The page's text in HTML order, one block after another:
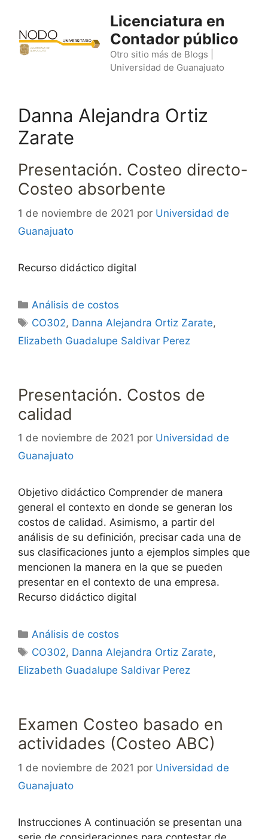
contenido
Licenciatura en
Contador público
Otro sitio más de Blogs |
Universidad de Guanajuato
Danna Alejandra Ortiz
Zarate
Presentación. Costeo directo-
Costeo absorbente
1 de noviembre de 2021 por Universidad de
Guanajuato
Recurso didáctico digital
Categorías
Análisis de costos
Etiquetas
CO302, Danna Alejandra Ortiz Zarate,
Elizabeth Guadalupe Saldivar Perez
Presentación. Costos de
calidad
1 de noviembre de 2021 por Universidad de
Guanajuato
Objetivo didáctico Comprender de manera
general el contexto en donde se generan los
costos de calidad. Asimismo, a partir del
análisis de su definición, precisar cada una de
sus clasificaciones junto a ejemplos simples que
mencionen la manera en la que se pueden
presentar en el contexto de una empresa.
Recurso didáctico digital
Categorías
Análisis de costos
Etiquetas
CO302, Danna Alejandra Ortiz Zarate,
Elizabeth Guadalupe Saldivar Perez
Examen Costeo basado en
actividades (Costeo ABC)
1 de noviembre de 2021 por Universidad de
Guanajuato
Instrucciones A continuación se presentan una